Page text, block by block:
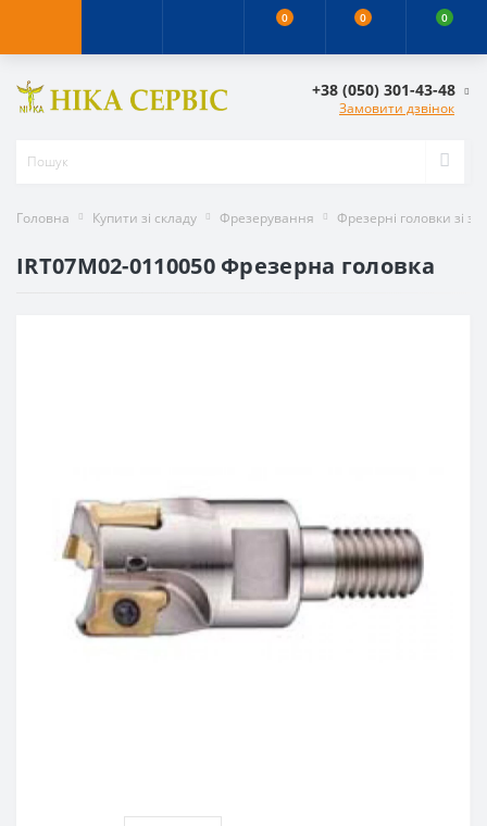
0 0 0
+38 (050) 301-43-48
Замовити дзвінок
Головна Купити зі складу Фрезерування Фрезерні головки зі
IRT07M02-0110050 Фрезерна головка